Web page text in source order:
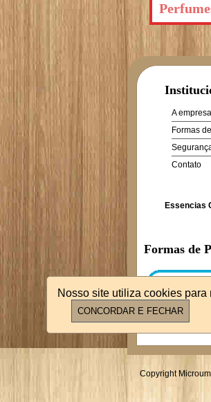
A empresa
Formas
Contato
Essencias
Formas de
Copyright
Nosso site utiliza cookies